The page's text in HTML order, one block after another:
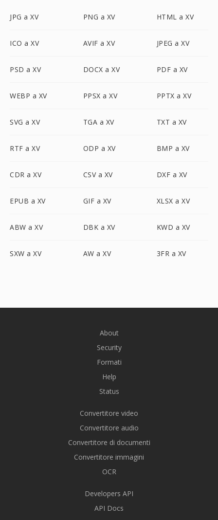
JPG a XV PNG a XV HTML a XV
ICO a XV AVIF a XV JPEG a XV
PSD a XV DOCX a XV PDF a XV
WEBP a XV PPSX a XV PPTX a XV
SVG a XV TGA a XV TXT a XV
RTF a XV ODP a XV BMP a XV
CDR a XV CSV a XV DXF a XV
EPUB a XV GIF a XV XLSX a XV
ABW a XV DBK a XV KWD a XV
SXW a XV AW a XV 3FR a XV
About
Security
Formati
Help
Status
Convertitore video
Convertitore audio
Convertitore di documenti
Convertitore immagini
OCR
Developers API
API Docs